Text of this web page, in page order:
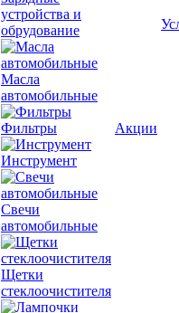
устройства и
обрудование
Масла
автомобильные
Фильтры
Инструмент
Свечи
автомобильные
Щетки
стеклоочистителя
Акции